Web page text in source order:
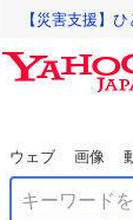
【災害支援】
ウェブ 画像